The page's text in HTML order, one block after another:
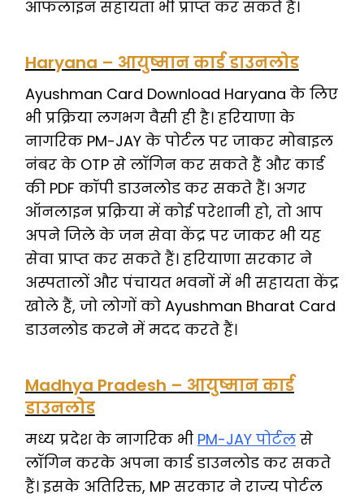
ऑफलाइन सहायता भी प्राप्त कर सकते हैं।
Haryana – आयुष्मान कार्ड डाउनलोड
Ayushman Card Download Haryana के लिए
भी प्रक्रिया लगभग वैसी ही है। हरियाणा के
नागरिक PM-JAY के पोर्टल पर जाकर मोबाइल
नंबर के OTP से लॉगिन कर सकते हैं और कार्ड
की PDF कॉपी डाउनलोड कर सकते हैं। अगर
ऑनलाइन प्रक्रिया में कोई परेशानी हो, तो आप
अपने जिले के जन सेवा केंद्र पर जाकर भी यह
सेवा प्राप्त कर सकते हैं। हरियाणा सरकार ने
अस्पतालों और पंचायत भवनों में भी सहायता केंद्र
खोले हैं, जो लोगों को Ayushman Bharat Card
डाउनलोड करने में मदद करते हैं।
Madhya Pradesh – आयुष्मान कार्ड
डाउनलोड
मध्य प्रदेश के नागरिक भी PM-JAY पोर्टलसे
लॉगिन करके अपना कार्ड डाउनलोड कर सकते
हैं। इसके अतिरिक्त, MP सरकार ने राज्य पोर्टल